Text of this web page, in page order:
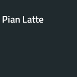
Latte